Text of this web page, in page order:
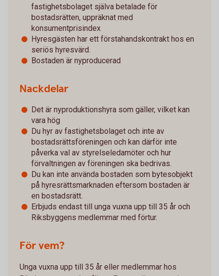
fastighetsbolaget själva betalade för
bostadsrätten, uppräknat med
konsumentprisindex
Hyresgästen har ett förstahandskontrakt hos en
seriös hyresvärd.
Bostaden är nyproducerad
Nackdelar
Det är nyproduktionshyra som gäller, vilket kan
vara hög
Du hyr av fastighetsbolaget och inte av
bostadsrättsföreningen och kan därför inte
påverka val av styrelseledamöter och hur
förvaltningen av föreningen ska bedrivas.
Du kan inte använda bostaden som bytesobjekt
på hyresrättsmarknaden eftersom bostaden är
en bostadsrätt.
Erbjuds endast till unga vuxna upp till 35 år och
Riksbyggens medlemmar med förtur.
För vem?
Unga vuxna upp till 35 år eller medlemmar hos